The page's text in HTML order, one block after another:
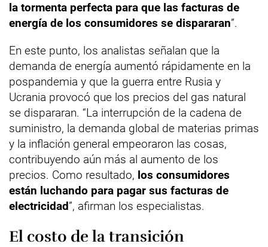
la tormenta perfecta para que las facturas de
energía de los consumidores se dispararan”.
En este punto, los analistas señalan que la
demanda de energía aumentó rápidamente en la
pospandemia y que la guerra entre Rusia y
Ucrania provocó que los precios del gas natural
se dispararan. “La interrupción de la cadena de
suministro, la demanda global de materias primas
y la inflación general empeoraron las cosas,
contribuyendo aún más al aumento de los
precios. Como resultado, los consumidores
están luchando para pagar sus facturas de
electricidad”, afirman los especialistas.
El costo de la transición